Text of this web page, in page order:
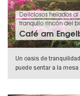
Deliciosos helados
tranquilo rincón del
Café am
Un oasis de
puede sentar a la